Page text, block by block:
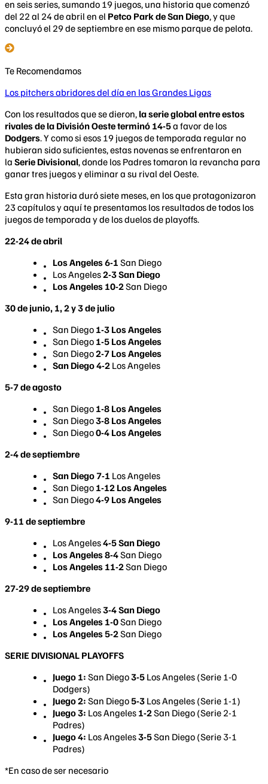
en seis series, sumando 19 juegos, una historia que comenzó
del 22 al 24 de abril en el Petco Park de San Diego, y que
concluyó el 29 de septiembre en ese mismo parque de pelota.
Te Recomendamos
Los pitchers abridores del día en las Grandes Ligas
Con los resultados que se dieron, la serie global entre estos
rivales de la División Oeste terminó 14-5a favor de los
Dodgers. Y como si esos 19 juegos de temporada regular no
hubieran sido suficientes, estas novenas se enfrentaron en
la Serie Divisional, donde los Padres tomaron la revancha para
ganar tres juegos y eliminar a su rival del Oeste.
Esta gran historia duró siete meses, en los que protagonizaron
23 capítulos y aquí te presentamos los resultados de todos los
juegos de temporada y de los duelos de playoffs.
22-24 de abril
Los Angeles 6-1 San Diego
Los Angeles2-3 San Diego
Los Angeles 10-2San Diego
30 de junio, 1, 2 y 3 de julio
San Diego 1-3 Los Angeles
San Diego 1-5 Los Angeles
San Diego2-7 Los Angeles
San Diego 4-2 Los Angeles
5-7 de agosto
San Diego 1-8 Los Angeles
San Diego3-8 Los Angeles
San Diego0-4 Los Angeles
2-4 de septiembre
San Diego 7-1 Los Angeles
San Diego 1-12 Los Angeles
San Diego4-9 Los Angeles
9-11 de septiembre
Los Angeles4-5 San Diego
Los Angeles 8-4San Diego
Los Angeles 11-2San Diego
27-29 de septiembre
Los Angeles3-4 San Diego
Los Angeles 1-0San Diego
Los Angeles 5-2San Diego
SERIE DIVISIONAL PLAYOFFS
Juego 1: San Diego3-5 Los Angeles (Serie 1-0
Dodgers)
Juego 2: San Diego5-3 Los Angeles (Serie 1-1)
Juego 3: Los Angeles 1-2San Diego (Serie 2-1
Padres)
Juego 4: Los Angeles3-5San Diego (Serie 3-1
Padres)
*En caso de ser necesario